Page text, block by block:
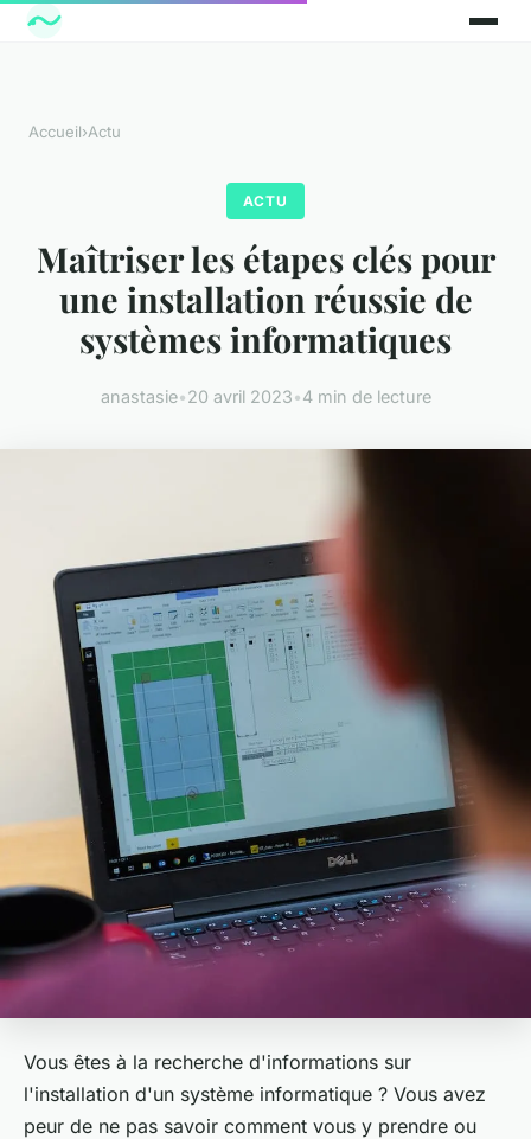
Accueil›Actu
ACTU
Maîtriser les étapes clés pour
une installation réussie de
systèmes informatiques
anastasie•20 avril 2023•4 min de lecture
Vous êtes à la recherche d'informations sur
l'installation d'un système informatique ? Vous avez
peur de ne pas savoir comment vous y prendre ou